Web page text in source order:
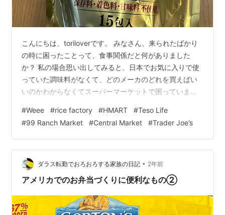
こんにちは、toriloverです。 みなさん、来られたばかり
の時に困ったことって、食事関係だと何がありました
か？ 私の場合思い出してみると、日本でお気に入りで使
っていた調味料がなくて、どのメーカのどれを買えばい
いのかわからなくてスーパーマーケットで困っていまし
んなメーカのを試したり試行錯誤でしたが、だんだん我
が家好みの味が出せる調味料が分かってきたので、買い
物はすごく楽です。今回はそれをまとめておこうと思い
ます。 一部、日本でまとめ買いしてこないと無いものも
あるのですが、ご了承ください。 めんつゆ（そば・そう
めん） 塩、おろしニンニク、おろ…
#Weee #rice factory #HMART #Teso Life
#99 Ranch Market #Central Market #Trader Joe’s
ダラス転勤でおろおろする家族の日記 • 2年前
アメリカでのお弁当づくりに便利なもの②